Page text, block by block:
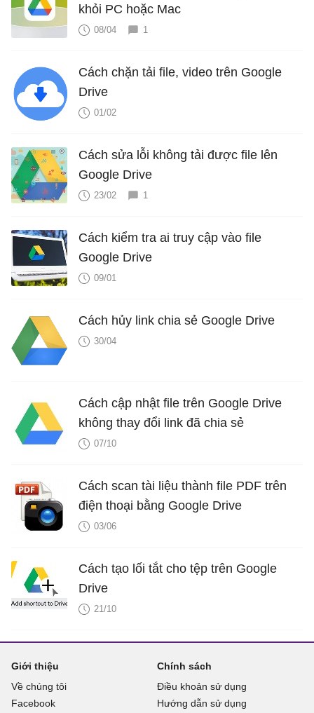
khỏi PC hoặc Mac
08/04 1
Cách chặn tải file, video trên Google
Drive
01/02
Cách sửa lỗi không tải được file lên
Google Drive
23/02 1
Cách kiểm tra ai truy cập vào file
Google Drive
09/01
Cách hủy link chia sẻ Google Drive
30/04
Cách cập nhật file trên Google Drive
không thay đổi link đã chia sẻ
07/10
Cách scan tài liệu thành file PDF trên
điện thoại bằng Google Drive
03/06
Cách tạo lối tắt cho tệp trên Google
Drive
21/10
Giới thiệu
Về chúng tôi
Facebook
Chính sách
Điều khoản sử dụng
Hướng dẫn sử dụng